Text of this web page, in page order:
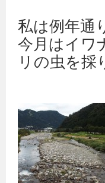
私は例年通
今月はイワ
リの虫を採